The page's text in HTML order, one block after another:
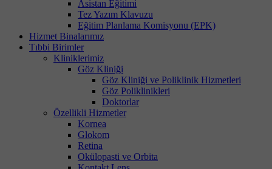
Asistan Eğitimi
Tez Yazım Klavuzu
Eğitim Planlama Komisyonu (EPK)
Hizmet Binalarımız
Tıbbi Birimler
Kliniklerimiz
Göz Kliniği
Göz Kliniği ve Poliklinik Hizmetleri
Göz Poliklinikleri
Doktorlar
Özellikli Hizmetler
Kornea
Glokom
Retina
Okülopasti ve Orbita